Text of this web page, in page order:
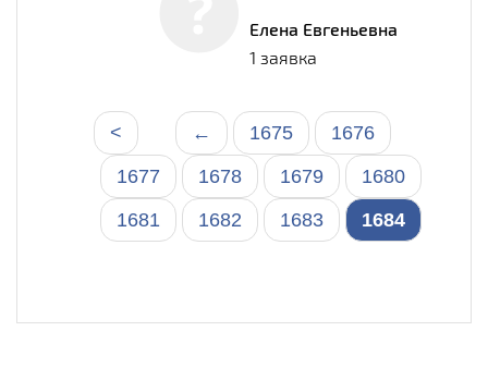
Елена Евгеньевна
1 заявка
←
< 1675
1676
1677
1678 1679
1680
1681
1682 1683 1684